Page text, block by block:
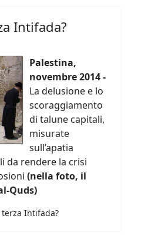
Intifada?
Palestina,
novembre 2014 -
La delusione e lo
scoraggiamento
di talune capitali,
misurate
sull’apatia
da rendere la crisi
(nella foto, il
Quds)
Intifada?